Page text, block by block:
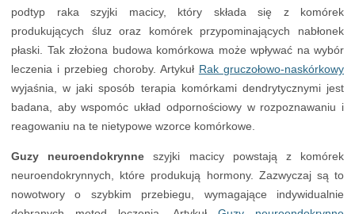
podtyp raka szyjki macicy, który składa się z komórek
produkujących śluz oraz komórek przypominających nabłonek
płaski. Tak złożona budowa komórkowa może wpływać na wybór
leczenia i przebieg choroby. Artykuł Rak gruczołowo-naskórkowy
wyjaśnia, w jaki sposób terapia komórkami dendrytycznymi jest
badana, aby wspomóc układ odpornościowy w rozpoznawaniu i
reagowaniu na te nietypowe wzorce komórkowe.
Guzy neuroendokrynne szyjki macicy powstają z komórek
neuroendokrynnych, które produkują hormony. Zazwyczaj są to
nowotwory o szybkim przebiegu, wymagające indywidualnie